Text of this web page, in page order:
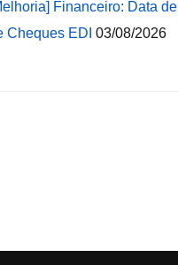
Financeiro: Data
Cheques EDI 03/08/2026